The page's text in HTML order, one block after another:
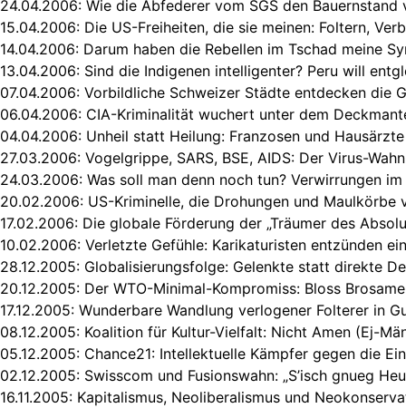
24.04.2006: Wie die Abfederer vom SGS den Bauernstand
15.04.2006: Die US-Freiheiten, die sie meinen: Foltern,
14.04.2006: Darum haben die Rebellen im Tschad meine
13.04.2006: Sind die Indigenen intelligenter? Peru will
07.04.2006: Vorbildliche Schweizer Städte entdecken die
06.04.2006: CIA-Kriminalität wuchert unter dem
04.04.2006: Unheil statt Heilung: Franzosen und
27.03.2006: Vogelgrippe, SARS, BSE, AIDS: Der Virus-
24.03.2006: Was soll man denn noch tun? Verwirrungen
20.02.2006: US-Kriminelle, die Drohungen und Maulkörbe
17.02.2006: Die globale Förderung der „Träumer des
10.02.2006: Verletzte Gefühle: Karikaturisten entzünden
28.12.2005: Globalisierungsfolge: Gelenkte statt direkte
20.12.2005: Der WTO-Minimal-Kompromiss: Bloss
17.12.2005: Wunderbare Wandlung verlogener Folterer in
08.12.2005: Koalition für Kultur-Vielfalt: Nicht Amen (Ej-
05.12.2005: Chance21: Intellektuelle Kämpfer gegen die
02.12.2005: Swisscom und Fusionswahn: „S’isch gnueg
16.11.2005: Kapitalismus, Neoliberalismus und